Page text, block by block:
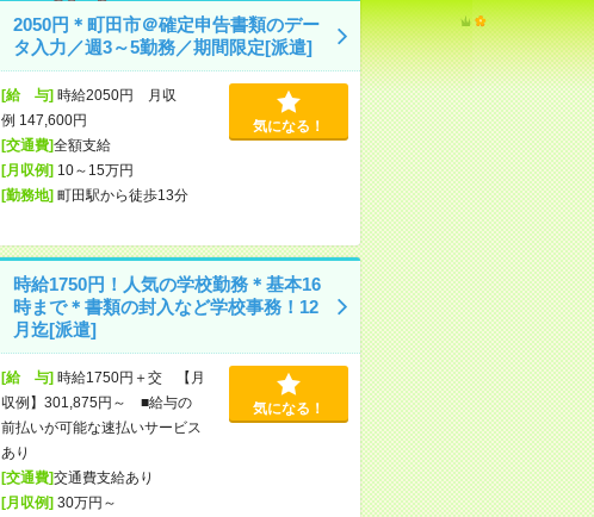
2050円＊町田市＠確定申告書類のデー
タ入力／週3～5勤務／期間限定[派遣]
[給 与]時給2050円 月収
例 147,600円
[交通費]全額支給
[月収例]10～15万円
[勤務地]町田駅から徒歩13分
気になる！
時給1750円！人気の学校勤務＊基本16
時まで＊書類の封入など学校事務！12
月迄[派遣]
[給 与]時給1750円＋交 【月
収例】301,875円～ ■給与の
前払いが可能な速払いサービス
あり
[交通費]交通費支給あり
[月収例]30万円～
気になる！